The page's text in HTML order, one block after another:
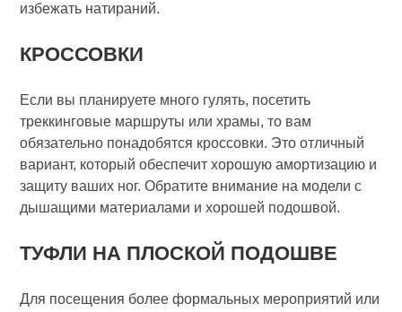
избежать натираний.
КРОССОВКИ
Если вы планируете много гулять, посетить
треккинговые маршруты или храмы, то вам
обязательно понадобятся кроссовки. Это отличный
вариант, который обеспечит хорошую амортизацию и
защиту ваших ног. Обратите внимание на модели с
дышащими материалами и хорошей подошвой.
ТУФЛИ НА ПЛОСКОЙ ПОДОШВЕ
Для посещения более формальных мероприятий или